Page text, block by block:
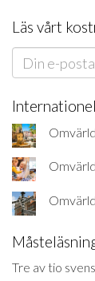
Läs vårt
Tre av tio